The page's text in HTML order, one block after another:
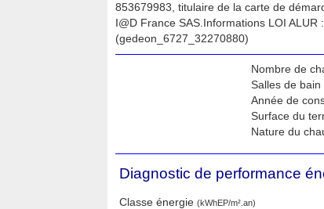
853679983, titulaire de la carte de
I@D France SAS.Informations LOI ALUR
(gedeon_6727_32270880)
Nombre de
Salles de bain
Année de
Surface du
Nature du
Diagnostic de performance
Classe énergie (kWhEP/m².an)